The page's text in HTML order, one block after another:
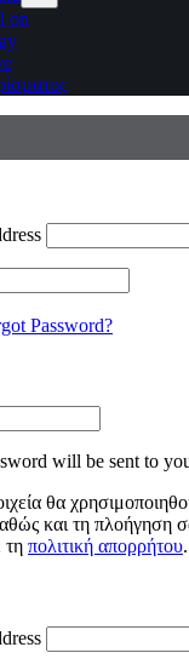
on
Password?
will be sent to
θα
και τη πλοήγηση
τη πολιτική απορρήτου.